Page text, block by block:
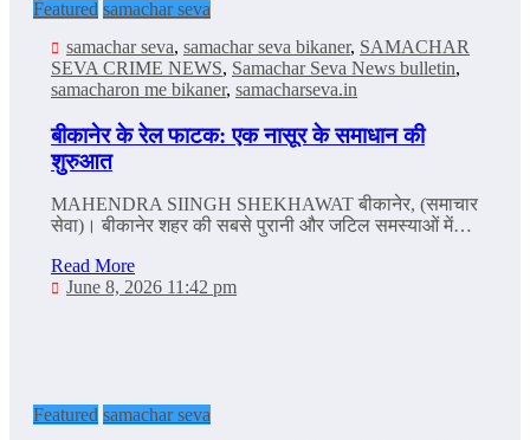
Featured samachar seva
samachar seva, samachar seva bikaner, SAMACHAR
SEVA CRIME NEWS, Samachar Seva News bulletin,
samacharon me bikaner, samacharseva.in
बीकानेर के रेल फाटक: एक नासूर के समाधान की
शुरुआत
MAHENDRA SIINGH SHEKHAWAT बीकानेर, (समाचार
सेवा)। बीकानेर शहर की सबसे पुरानी और जटिल समस्याओं में…
Read More
June 8, 2026 11:42 pm
Featured samachar seva